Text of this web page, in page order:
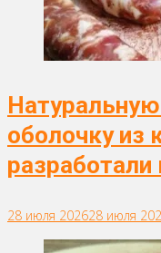
оболочку из
28 июля 202628 июля